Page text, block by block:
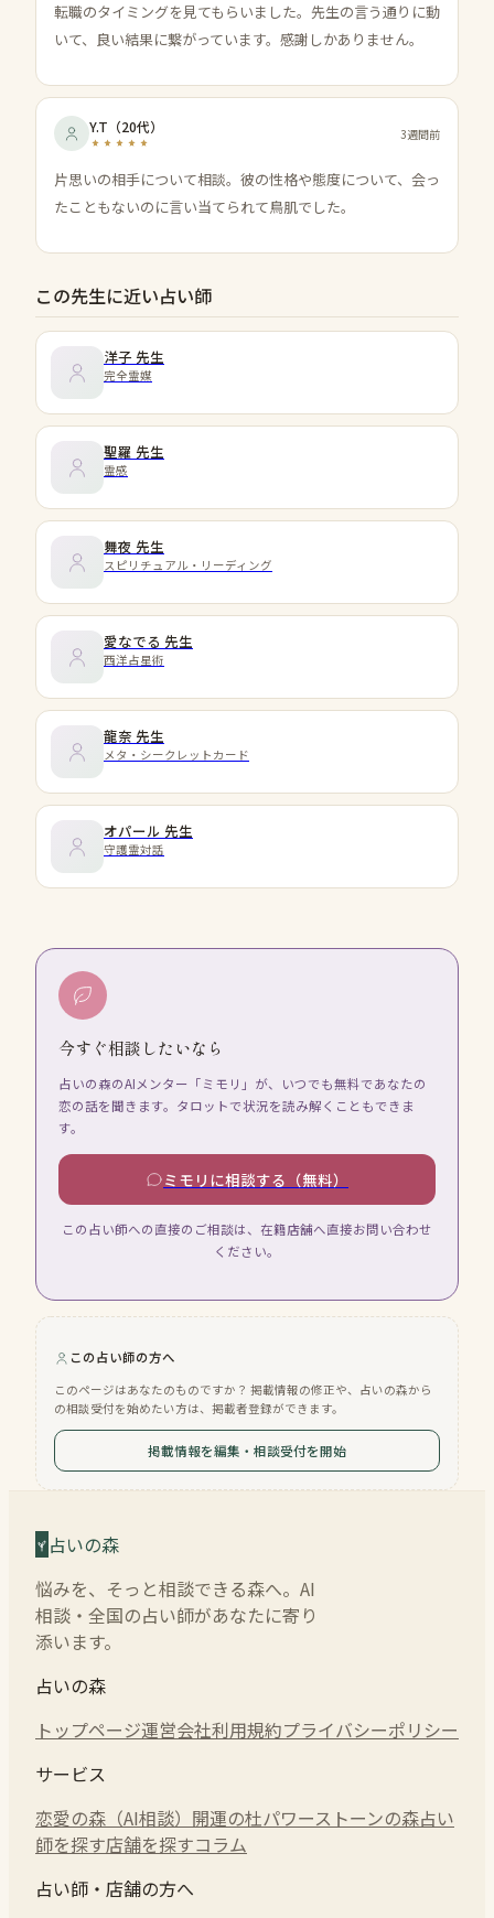
転職のタイミングを見てもらいました。先生の言う通りに動
いて、良い結果に繋がっています。感謝しかありません。
Y.T （20代） 3週間前
片思いの相手について相談。彼の性格や態度について、会っ
たこともないのに言い当てられて鳥肌でした。
この先生に近い占い師
洋子 先生
完全霊媒
聖羅 先生
霊感
舞夜 先生
スピリチュアル・リーディング
愛なでる 先生
西洋占星術
龍奈 先生
メタ・シークレットカード
オパール 先生
守護霊対話
今すぐ相談したいなら
占いの森のAIメンター「ミモリ」が、いつでも無料であなたの
恋の話を聞きます。タロットで状況を読み解くこともできま
す。
ミモリに相談する（無料）
この占い師への直接のご相談は、在籍店舗へ直接お問い合わせ
ください。
この占い師の方へ
このページはあなたのものですか？ 掲載情報の修正や、占いの森から
の相談受付を始めたい方は、掲載者登録ができます。
掲載情報を編集・相談受付を開始
占いの森
悩みを、そっと相談できる森へ。AI
相談・全国の占い師があなたに寄り
添います。
占いの森
トップページ運営会社利用規約プライバシーポリシー
サービス
恋愛の森（AI相談） 開運の杜パワーストーンの森占い
師を探す店舗を探すコラム
占い師・店舗の方へ